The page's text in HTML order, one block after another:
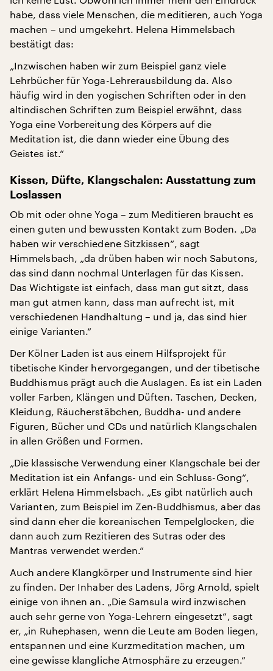
habe, dass viele Menschen, die meditieren, auch Yoga
machen – und umgekehrt. Helena Himmelsbach
bestätigt das:
„Inzwischen haben wir zum Beispiel ganz viele
Lehrbücher für Yoga-Lehrerausbildung da. Also
häufig wird in den yogischen Schriften oder in den
altindischen Schriften zum Beispiel erwähnt, dass
Yoga eine Vorbereitung des Körpers auf die
Meditation ist, die dann wieder eine Übung des
Geistes ist.“
Kissen, Düfte, Klangschalen: Ausstattung zum
Loslassen
Ob mit oder ohne Yoga – zum Meditieren braucht es
einen guten und bewussten Kontakt zum Boden. „Da
haben wir verschiedene Sitzkissen“, sagt
Himmelsbach, „da drüben haben wir noch Sabutons,
das sind dann nochmal Unterlagen für das Kissen.
Das Wichtigste ist einfach, dass man gut sitzt, dass
man gut atmen kann, dass man aufrecht ist, mit
verschiedenen Handhaltung – und ja, das sind hier
einige Varianten.“
Der Kölner Laden ist aus einem Hilfsprojekt für
tibetische Kinder hervorgegangen, und der tibetische
Buddhismus prägt auch die Auslagen. Es ist ein Laden
voller Farben, Klängen und Düften. Taschen, Decken,
Kleidung, Räucherstäbchen, Buddha- und andere
Figuren, Bücher und CDs und natürlich Klangschalen
in allen Größen und Formen.
„Die klassische Verwendung einer Klangschale bei der
Meditation ist ein Anfangs- und ein Schluss-Gong“,
erklärt Helena Himmelsbach. „Es gibt natürlich auch
Varianten, zum Beispiel im Zen-Buddhismus, aber das
sind dann eher die koreanischen Tempelglocken, die
dann auch zum Rezitieren des Sutras oder des
Mantras verwendet werden.“
Auch andere Klangkörper und Instrumente sind hier
zu finden. Der Inhaber des Ladens, Jörg Arnold, spielt
einige von ihnen an. „Die Samsula wird inzwischen
auch sehr gerne von Yoga-Lehrern eingesetzt“, sagt
er, „in Ruhephasen, wenn die Leute am Boden liegen,
entspannen und eine Kurzmeditation machen, um
eine gewisse klangliche Atmosphäre zu erzeugen.“